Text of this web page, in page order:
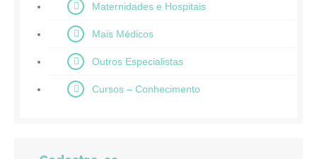
Maternidades e Hospitais
Mais Médicos
Outros Especialistas
Cursos – Conhecimento